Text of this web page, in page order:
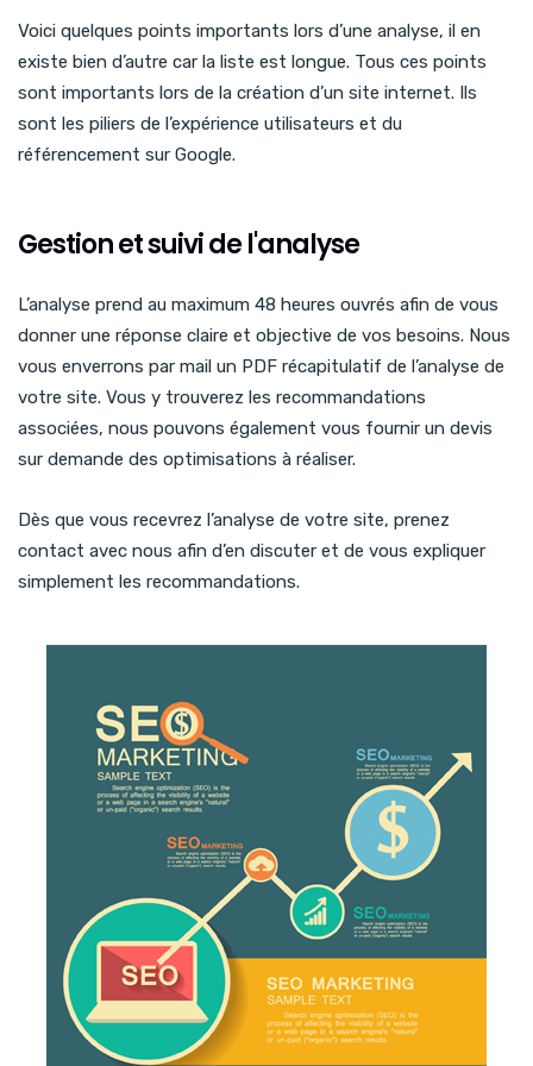
Voici quelques points importants lors d’une analyse, il en
existe bien d’autre car la liste est longue. Tous ces points
sont importants lors de la création d’un site internet. Ils
sont les piliers de l’expérience utilisateurs et du
référencement sur Google.
Gestion et suivi de l'analyse
L’analyse prend au maximum 48 heures ouvrés afin de vous
donner une réponse claire et objective de vos besoins. Nous
vous enverrons par mail un PDF récapitulatif de l’analyse de
votre site. Vous y trouverez les recommandations
associées, nous pouvons également vous fournir un devis
sur demande des optimisations à réaliser.
Dès que vous recevrez l’analyse de votre site, prenez
contact avec nous afin d’en discuter et de vous expliquer
simplement les recommandations.